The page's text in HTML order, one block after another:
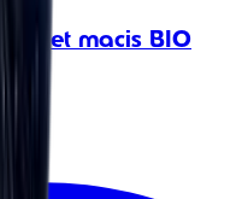
et macis BIO